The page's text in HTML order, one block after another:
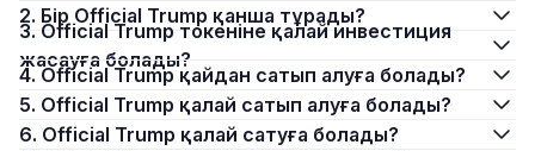
2. Бір Official Trump қанша тұрады?
3. Official Trump токеніне қалай инвестиция
жасауға болады?
4. Official Trump қайдан сатып алуға болады?
5. Official Trump қалай сатып алуға болады?
6. Official Trump қалай сатуға болады?